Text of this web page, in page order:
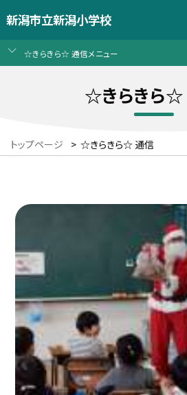
新潟市立新潟小学校
☆きらきら☆ 通信メニュー
☆きらきら☆
トップページ > ☆きらきら☆ 通信